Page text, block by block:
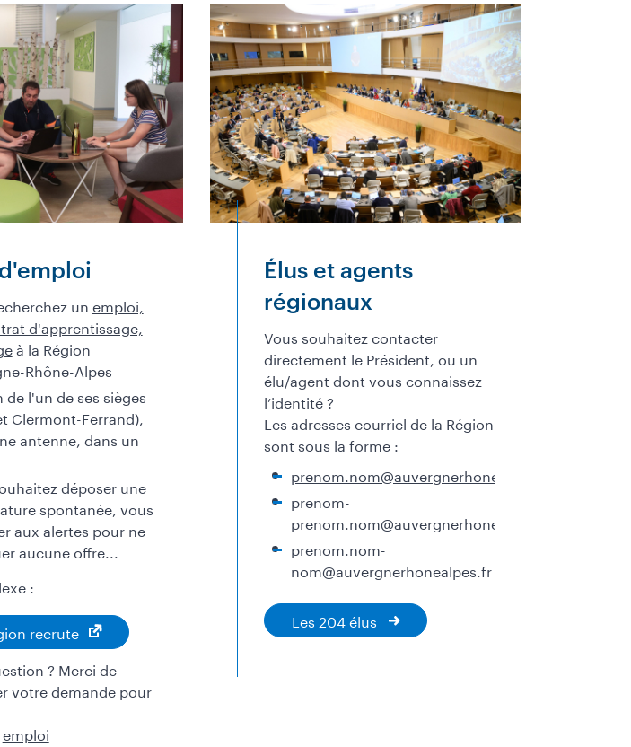
unemploi,
d'apprentissage,
à la Région
Rhône-Alpes
de l'un de ses sièges
Clermont-Ferrand),
antenne, dans un
déposer une
spontanée, vous
aux alertes pour ne
aucune offre...
:
recrute
? Merci de
votre demande pour
emploi
Élus et agents
régionaux
Vous souhaitez contacter
directement le Président, ou un
élu/agent dont vous connaissez
l’identité ?
Les adresses courriel de la Région
sont sous la forme :
prenom.nom@auvergnerhonealpes.fr
prenom-
prenom.nom@auvergnerhonealpes.fr
prenom.nom-
nom@auvergnerhonealpes.fr
Les 204 élus